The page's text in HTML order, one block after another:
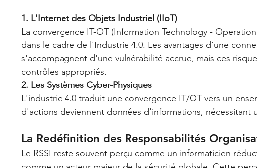
1. L'Internet des Objets Industriel (IIoT)
La convergence IT-OT (Information Technology -
dans le cadre de l'Industrie 4.0. Les avantages d'une
s'accompagnent d'une vulnérabilité accrue, mais ces
contrôles appropriés.
2. Les Systèmes Cyber-Physiques
L'industrie 4.0 traduit une convergence IT/OT vers un
d'actions deviennent données d'informations, nécessitant
La Redéfinition des Responsabilités
Le RSSI reste souvent perçu comme un informaticien